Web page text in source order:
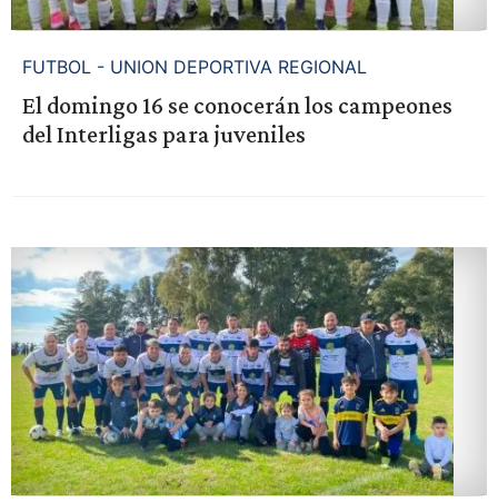
FUTBOL - UNION DEPORTIVA REGIONAL
El domingo 16 se conocerán los campeones
del Interligas para juveniles